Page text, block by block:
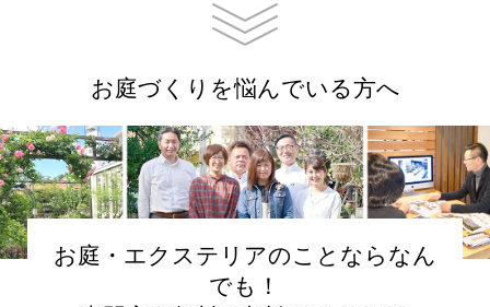
お庭づくりを悩んでいる方へ
お庭・エクステリアのことならなん
でも！